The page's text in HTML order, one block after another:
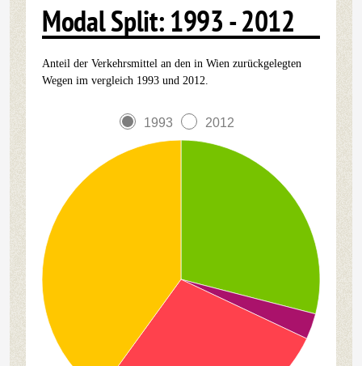
Modal Split: 1993 - 2012
Anteil der Verkehrsmittel an den in Wien zurückgelegten
Wegen im vergleich 1993 und 2012.
1993 2012